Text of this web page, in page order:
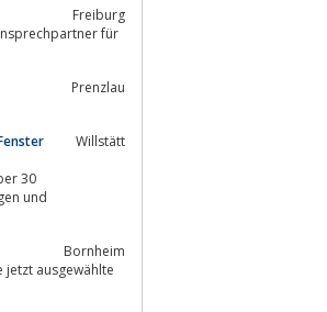
Freiburg
für
Prenzlau
Willstätt
Bornheim